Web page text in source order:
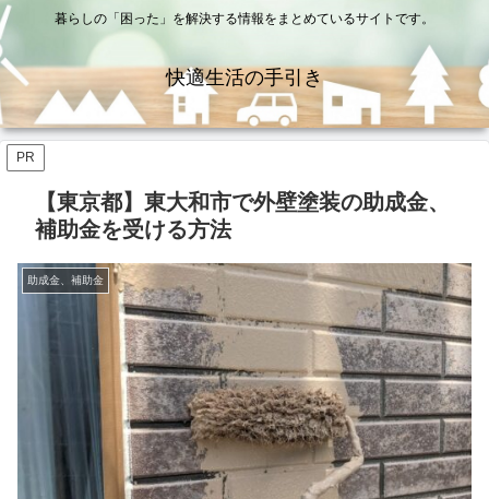
暮らしの「困った」を解決する情報をまとめているサイトです。
快適生活の手引き
PR
【東京都】東大和市で外壁塗装の助成金、
補助金を受ける方法
助成金、補助金